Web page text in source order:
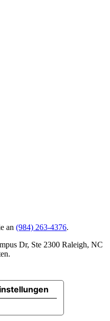
an (984) 263-4376.
Dr, Ste 2300 Raleigh, NC